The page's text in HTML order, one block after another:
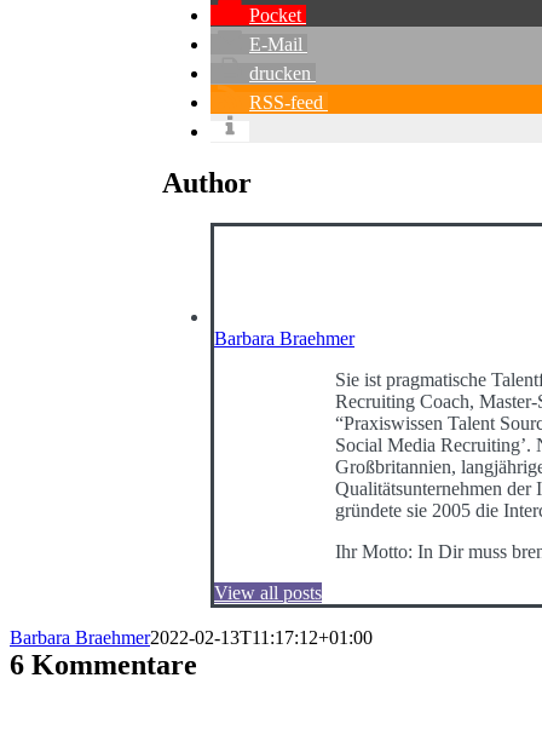
Pocket
E-Mail
drucken
RSS-feed
Author
Barbara Braehmer
Sie ist pragmatische
Recruiting Coach,
“Praxiswissen Talent
Social Media
Großbritannien,
Qualitätsunternehmen der
gründete sie 2005 die
Ihr Motto: In Dir muss
View all posts
Barbara Braehmer2022-02-13T11:17:12+01:00
6 Kommentare